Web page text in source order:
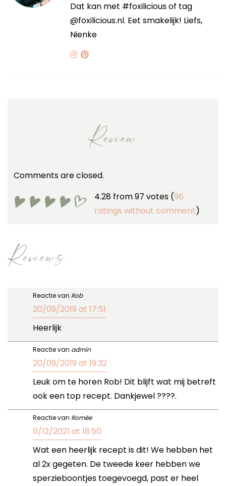
Dat kan met #foxilicious of tag
@foxilicious.nl. Eet smakelijk! Liefs,
Nienke
Review
Comments are closed.
4.28 from 97 votes (96
ratings without comment)
Reviews
Reactie van Rob
20/09/2019 at 17:51
Heerlijk
Reactie van admin
20/09/2019 at 19:32
Leuk om te horen Rob! Dit blijft wat mij betreft
ook een top recept. Dankjewel ????.
Reactie van Romée
11/12/2021 at 18:50
Wat een heerlijk recept is dit! We hebben het
al 2x gegeten. De tweede keer hebben we
sperzieboontjes toegevoegd, past er heel